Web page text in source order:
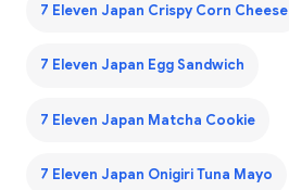
7 Eleven Japan Crispy Corn Cheese
7 Eleven Japan Egg Sandwich
7 Eleven Japan Matcha Cookie
7 Eleven Japan Onigiri Tuna Mayo